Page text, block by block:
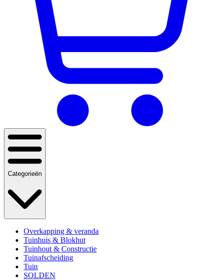
Categorieën
Overkapping & veranda
Tuinhuis & Blokhut
Tuinhout & Constructie
Tuinafscheiding
Tuin
SOLDEN